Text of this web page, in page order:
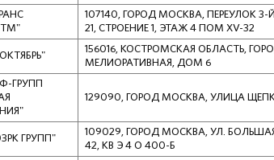
107140, ГОРОД МОСКВА, ПЕРЕУЛОК
21, СТРОЕНИЕ 1, ЭТАЖ 4 ПОМ XV-32
156016, КОСТРОМСКАЯ ОБЛАСТЬ,
МЕЛИОРАТИВНАЯ, ДОМ 6
ГРУПП
129090, ГОРОД МОСКВА, УЛИЦА
ГРУПП"
109029, ГОРОД МОСКВА, УЛ.
42, КВ Э 4 О 400-Б